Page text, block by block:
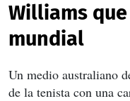
Williams
mundial
Un medio australiano
de la tenista con una